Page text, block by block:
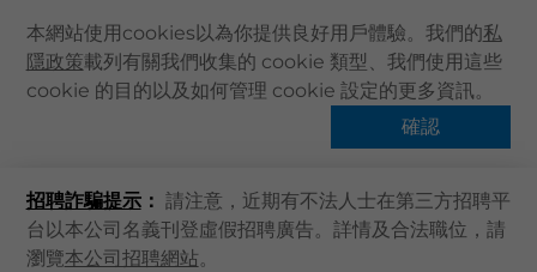
本網站使用cookies以為你提供良好用戶體驗。我們的私
隱政策載列有關我們收集的 cookie 類型、我們使用這些
cookie 的目的以及如何管理 cookie 設定的更多資訊。
確認
招聘詐騙提示： 請注意，近期有不法人士在第三方招聘平
台以本公司名義刊登虛假招聘廣告。詳情及合法職位，請
瀏覽本公司招聘網站。
主頁
卓健服務
卓健手機App
主頁 健康資訊 健康專題 濕疹 | 甚麼是濕疹?